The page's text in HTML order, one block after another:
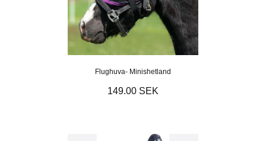
Flughuva- Minishetland
149.00 SEK